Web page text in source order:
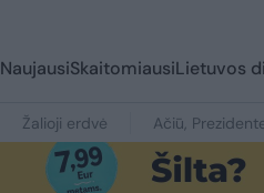
NaujausiSkaitomiausiLietuvos
Žalioji erdvė Ačiū,